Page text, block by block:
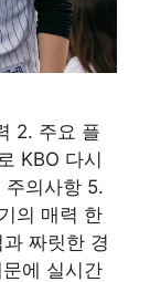
2. 주요 플
KBO 다시
주의사항 5.
의 매력 한
짜릿한 경
에 실시간